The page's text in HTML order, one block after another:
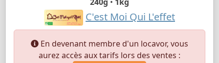
C'est Moi Qui L'effet
En devenant membre d'un locavor, vous
aurez accès aux tarifs lors des ventes :